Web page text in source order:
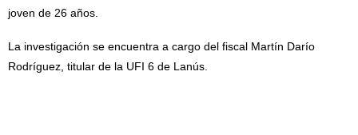
joven de 26 años.
La investigación se encuentra a cargo del fiscal Martín Darío
Rodríguez, titular de la UFI 6 de Lanús.